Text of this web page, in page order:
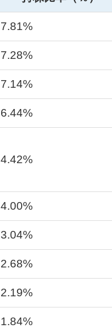
7.81%
7.28%
7.14%
6.44%
4.42%
4.00%
3.04%
2.68%
2.19%
1.84%